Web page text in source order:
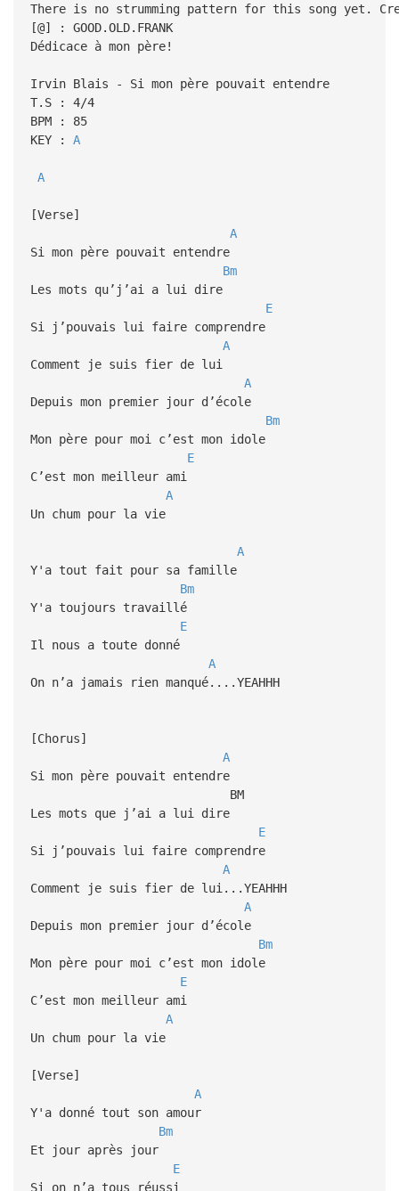
There is no strumming pattern for this song yet.
[@] : GOOD.OLD.FRANK
Dédicace à mon père!
Irvin Blais - Si mon père pouvait entendre
T.S : 4/4
BPM : 85
KEY : A
A
[Verse]
A
Si mon père pouvait entendre
Bm
Les mots qu’j’ai a lui dire
E
Si j’pouvais lui faire comprendre
A
Comment je suis fier de lui
A
Depuis mon premier jour d’école
Bm
Mon père pour moi c’est mon idole
E
C’est mon meilleur ami
A
Un chum pour la vie
A
Y'a tout fait pour sa famille
Bm
Y'a toujours travaillé
E
Il nous a toute donné
A
On n’a jamais rien manqué....YEAHHH
[Chorus]
A
Si mon père pouvait entendre
BM
Les mots que j’ai a lui dire
E
Si j’pouvais lui faire comprendre
A
Comment je suis fier de lui...YEAHHH
A
Depuis mon premier jour d’école
Bm
Mon père pour moi c’est mon idole
E
C’est mon meilleur ami
A
Un chum pour la vie
[Verse]
A
Y'a donné tout son amour
Bm
Et jour après jour
E
Si on n’a tous réussi